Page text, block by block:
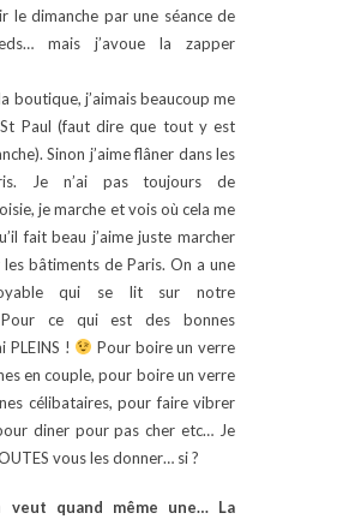
le dimanche par une séance de
mais j’avoue la zapper
boutique, j’aimais beaucoup me
Paul (faut dire que tout y est
Sinon j’aime flâner dans les
Je n’ai pas toujours de
je marche et vois où cela me
fait beau j’aime juste marcher
bâtiments de Paris. On a une
qui se lit sur notre
Pour ce qui est des bonnes
PLEINS !
Pour boire un verre
en couple, pour boire un verre
célibataires, pour faire vibrer
diner pour pas cher etc… Je
vous les donner… si ?
quand même une… La